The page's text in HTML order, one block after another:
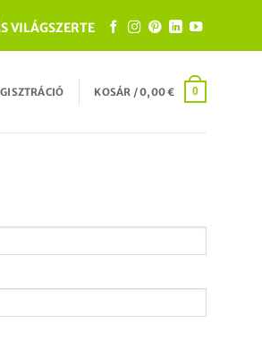
VILÁGSZERTE
KOSÁR /0,00€ 0